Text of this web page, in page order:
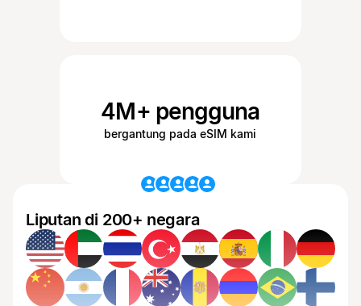
4M+ pengguna
bergantung pada eSIM kami
Liputan di 200+ negara